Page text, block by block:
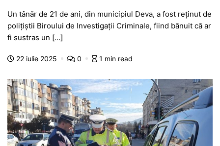
c
e
b
o
k
at
s
A
p
s
e
n
g
er
itt e
gr
a
s
a
g
e
ta
ă
Un tânăr de 21 de ani, din municipiul Deva, a fost reținut de
polițiștii Biroului de Investigații Criminale, fiind bănuit că ar
fi sustras un […]
22 iulie 2025 0 1 min read